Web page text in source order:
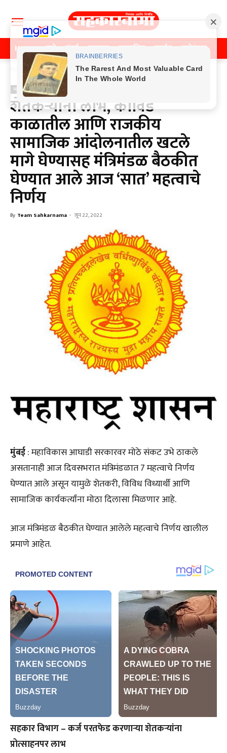
Home पुणे मुंबई महाराष्ट्र राजकीय क्राईम मनोरंजन
महाराष्ट्र
महाराष्ट्र
शेतकऱ्यांना लाभ, कोविड
काळातील आणि राजकीय
सामाजिक आंदोलनातील खटले
मागे घेण्यासह मंत्रिमंडळ बैठकीत
घेण्यात आले आज ‘सात’ महत्वाचे
निर्णय
By Team Sahkarnama - जून 22, 2022
मुंबई: महाविकास आघाडी सरकारवर मोठे संकट उभे ठाकले
असतानाही आज दिवसभरात मंत्रिमंडळात 7 महत्वाचे निर्णय
घेण्यात आले असून यामुळे शेतकरी, विविध विध्यार्थी आणि
सामाजिक कार्यकर्त्यांना मोठा दिलासा मिळणार आहे.
आज मंत्रिमंडळ बैठकीत घेण्यात आलेले महत्वाचे निर्णय खालील
प्रमाणे आहेत.
सहकार विभाग – कर्ज परतफेड करणाऱ्या शेतकऱ्यांना
प्रोत्साहनपर लाभ